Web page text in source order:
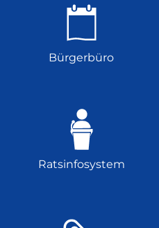
Bürgerbüro
Ratsinfosystem